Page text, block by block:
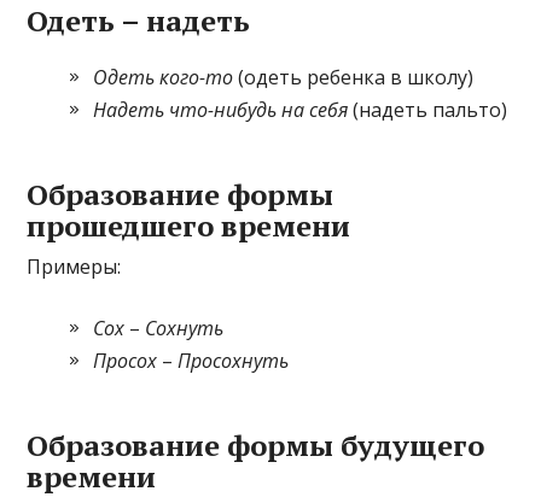
Одеть – надеть
Одеть кого-то(одеть ребенка в школу)
Надеть что-нибудь на себя(надеть пальто)
Образование формы
прошедшего времени
Примеры:
Сох – Сохнуть
Просох –Просохнуть
Образование формы будущего
времени